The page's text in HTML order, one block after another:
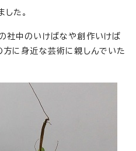
た。
社中のいけばなや創作いけば
方に身近な芸術に親しんでいた